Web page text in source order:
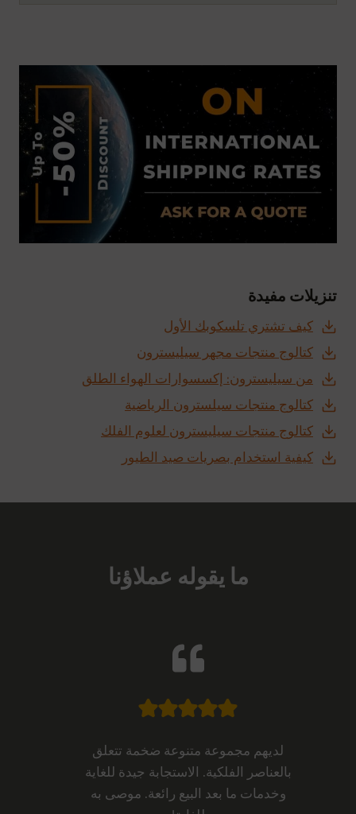
تنزيلات مفيدة
كيف تشتري تلسكوبك الأول
كتالوج منتجات مجهر سيليسترون
من سيليسترون: إكسسوارات الهواء الطلق
كتالوج منتجات سيلسترون الرياضية
كتالوج منتجات سيليسترون لعلوم الفلك
كيفية استخدام بصريات صيد الطيور
ما يقوله عملاؤنا
لديهم مجموعة متنوعة ضخمة تتعلق
بالعناصر الفلكية. الاستجابة جيدة للغاية
وخدمات ما بعد البيع رائعة. موصى به